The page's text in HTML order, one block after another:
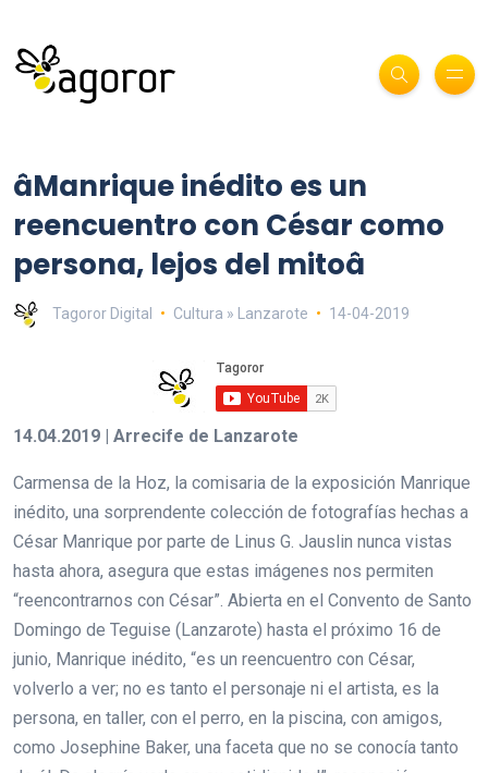
âManrique inédito es un
reencuentro con César como
persona, lejos del mitoâ
Tagoror Digital Cultura » Lanzarote 14-04-2019
14.04.2019 | Arrecife de Lanzarote
Carmensa de la Hoz, la comisaria de la exposición Manrique
inédito, una sorprendente colección de fotografías hechas a
César Manrique por parte de Linus G. Jauslin nunca vistas
hasta ahora, asegura que estas imágenes nos permiten
“reencontrarnos con César”. Abierta en el Convento de Santo
Domingo de Teguise (Lanzarote) hasta el próximo 16 de
junio, Manrique inédito, “es un reencuentro con César,
volverlo a ver; no es tanto el personaje ni el artista, es la
persona, en taller, con el perro, en la piscina, con amigos,
como Josephine Baker, una faceta que no se conocía tanto